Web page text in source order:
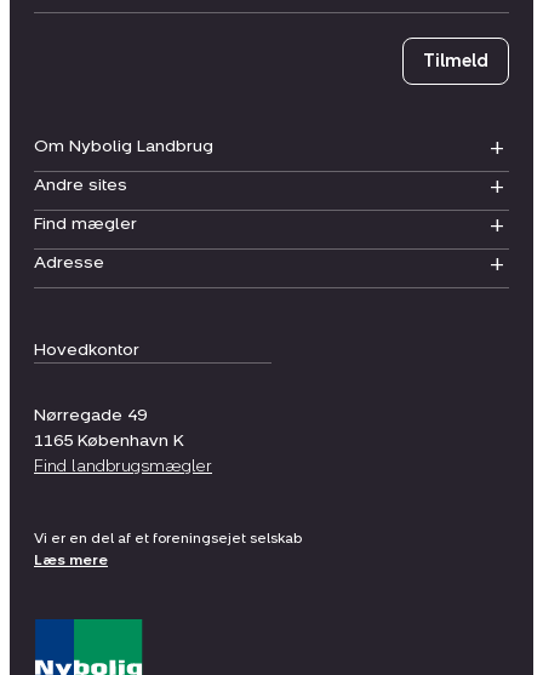
Hovedkontor
Nørregade 49
1165 København K
Find landbrugsmægler
Om Nybolig Landbrug
Andre sites
Find mægler
Adresse
Tilmeld
Vi er en del af et foreningsejet selskab
Læs mere